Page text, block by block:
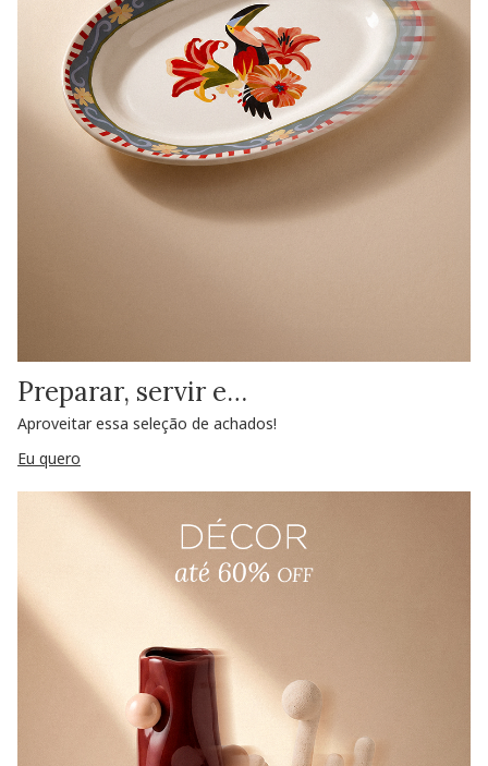
Preparar, servir e…
Aproveitar essa seleção de achados!
Eu quero